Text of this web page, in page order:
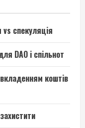
vs спекуляція
DAO і спільнот
коштів